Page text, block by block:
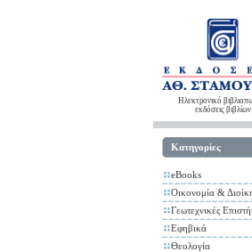
Ηλεκτρονικό
εκδόσεις βιβλίων
Κατηγορίες
eBooks
Οικονομία &
Γεωτεχνικές
Εφηβικά
Θεολογία